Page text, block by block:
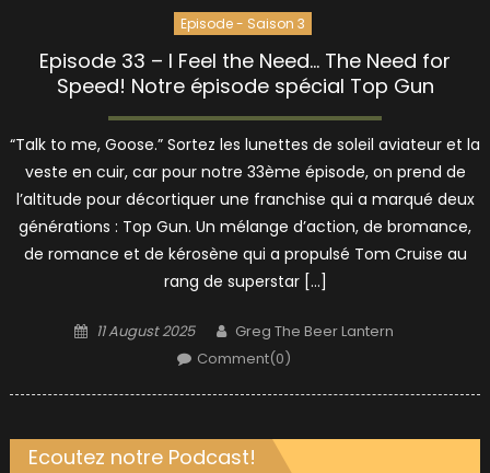
Episode - Saison 3
Episode 33 – I Feel the Need… The Need for
Speed! Notre épisode spécial Top Gun
“Talk to me, Goose.” Sortez les lunettes de soleil aviateur et la
veste en cuir, car pour notre 33ème épisode, on prend de
l’altitude pour décortiquer une franchise qui a marqué deux
générations : Top Gun. Un mélange d’action, de bromance,
de romance et de kérosène qui a propulsé Tom Cruise au
rang de superstar […]
Posted
11 August 2025 Author
Greg The Beer Lantern
Comment(0)
Ecoutez notre Podcast!